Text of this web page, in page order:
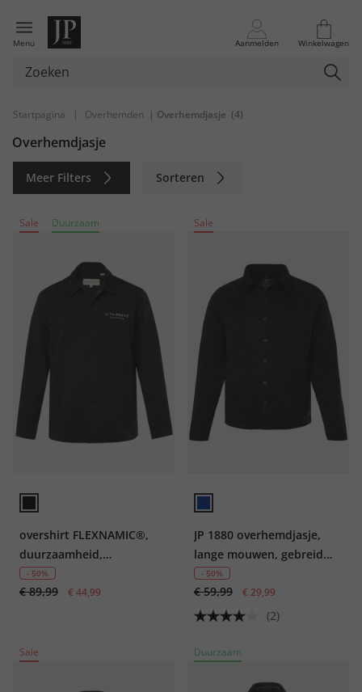
Menu Aanmelden Winkelwagen
Startpagina | Overhemden | Overhemdjasje (4)
Overhemdjasje
Meer Filters Sorteren
Sale Duurzaam
overshirt FLEXNAMIC®,
duurzaamheid,
gerecyclede materialen,
tot 7XL
- 50%
€ 89,99 € 44,99
Sale
JP 1880 overhemdjasje,
lange mouwen, gebreid
fleece, kentkraag, tot 8XL
- 50%
€ 59,99 € 29,99
(2)
Sale Duurzaam